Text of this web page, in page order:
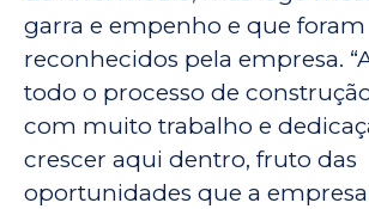
garra e empenho e que foram
reconhecidos pela empresa.
todo o processo de
com muito trabalho e
crescer aqui dentro, fruto das
oportunidades que a